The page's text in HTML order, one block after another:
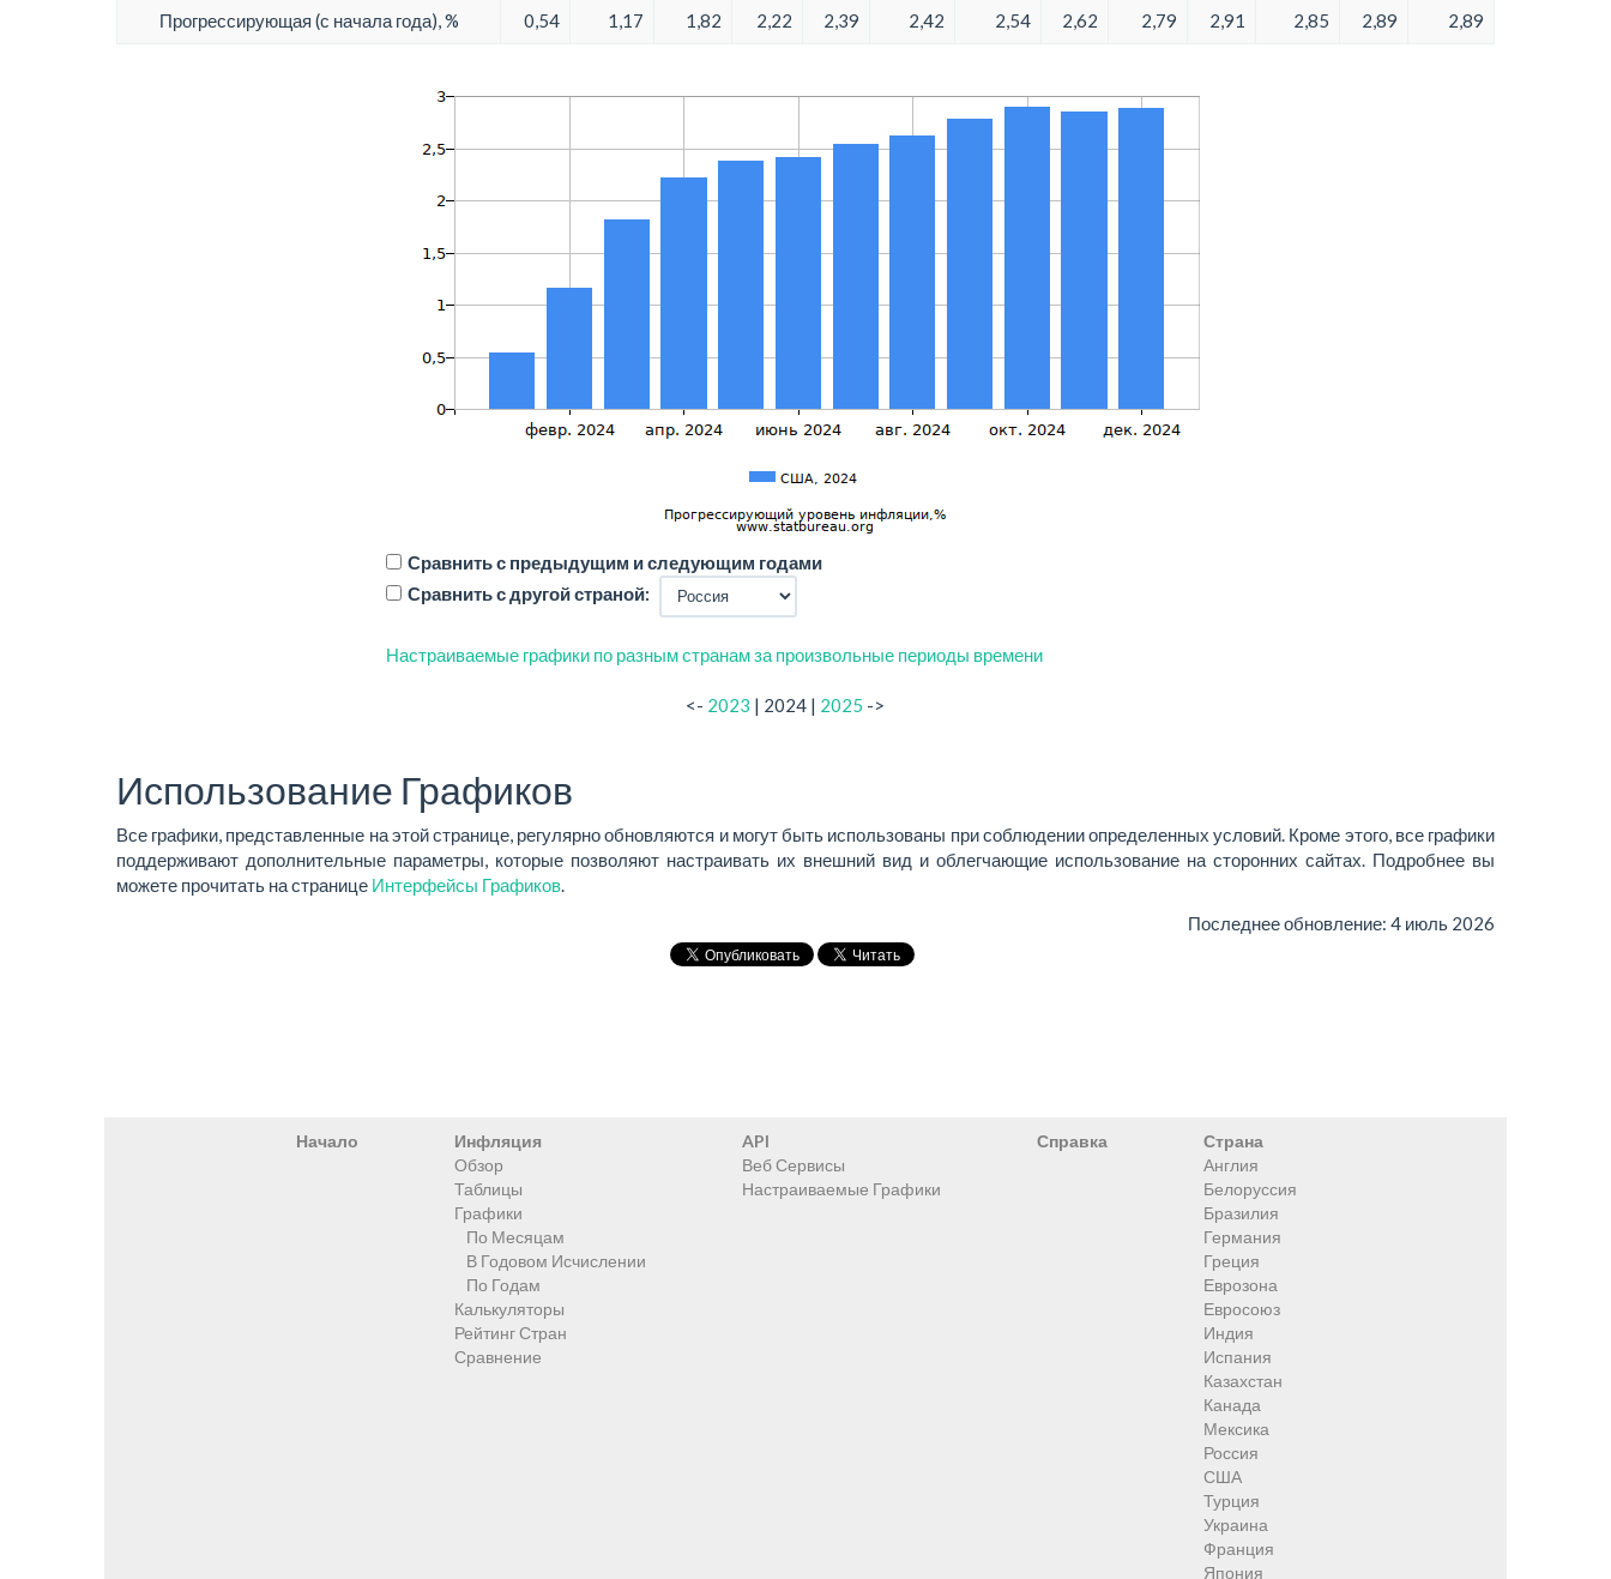
Прогрессирующая (с начала года), % 0,54 1,17 1,82 2,22 2,39 2,42 2,54 2,62 2,79 2,91 2,85 2,89 2,89
Сравнить с предыдущим и следующим годами
Сравнить с другой страной:
Настраиваемые графики по разным странам за произвольные периоды времени
<- 2023 | 2024 | 2025 ->
Использование Графиков
Все графики, представленные на этой странице, регулярно обновляются и могут быть использованы при соблюдении определенных условий. Кроме этого, все графики
поддерживают дополнительные параметры, которые позволяют настраивать их внешний вид и облегчающие использование на сторонних сайтах. Подробнее вы
можете прочитать на странице Интерфейсы Графиков.
Последнее обновление: 4 июль 2026
Начало
Инфляция
Обзор
Таблицы
Графики
По Месяцам
В Годовом Исчислении
По Годам
Калькуляторы
Рейтинг Стран
Сравнение
API
Веб Сервисы
Настраиваемые Графики
Справка
Страна
Англия
Белоруссия
Бразилия
Германия
Греция
Еврозона
Евросоюз
Индия
Испания
Казахстан
Канада
Мексика
Россия
США
Турция
Украина
Франция
Япония